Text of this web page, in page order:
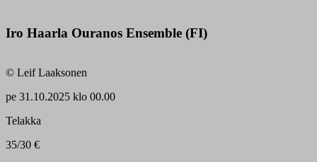
Iro Haarla Ouranos Ensemble (FI)
© Leif Laaksonen
pe 31.10.2025 klo 00.00
Telakka
35/30 €